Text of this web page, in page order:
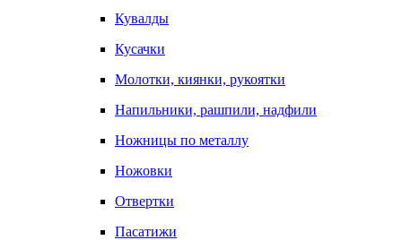
Кувалды
Кусачки
Молотки, киянки, рукоятки
Напильники, рашпили, надфили
Ножницы по металлу
Ножовки
Отвертки
Пасатижи